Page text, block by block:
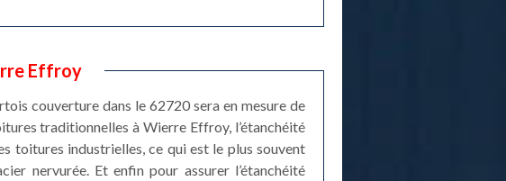
Effroy
couverture dans le 62720 sera en mesure de
traditionnelles à Wierre Effroy, l’étanchéité
toitures industrielles, ce qui est le plus souvent
nervurée. Et enfin pour assurer l’étanchéité